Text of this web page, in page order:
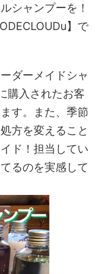
シャンプーを！
】で
ダーメイドシャ
購入されたお客
す。また、季節
方を変えること
ド！担当してい
るのを実感して